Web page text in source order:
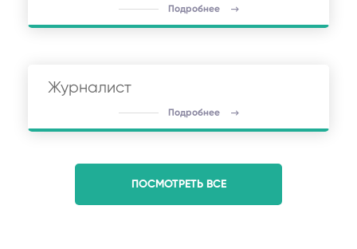
Подробнее
Журналист
Подробнее
ПОСМОТРЕТЬ ВСЕ